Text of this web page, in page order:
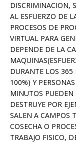
DISCRIMINACION,
AL ESFUERZO DE
PROCESOS DE
VIRTUAL PARA
DEPENDE DE LA
DURANTE LOS 365
100%) Y
MINUTOS PUEDEN
DESTRUYE POR
SALEN A CAMPOS
COSECHA O
TRABAJO FISICO,